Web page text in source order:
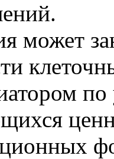
может
по